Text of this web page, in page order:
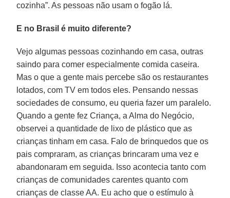
cozinha”. As pessoas não usam o fogão lá.
E no Brasil é muito diferente?
Vejo algumas pessoas cozinhando em casa, outras
saindo para comer especialmente comida caseira.
Mas o que a gente mais percebe são os restaurantes
lotados, com TV em todos eles. Pensando nessas
sociedades de consumo, eu queria fazer um paralelo.
Quando a gente fez Criança, a Alma do Negócio,
observei a quantidade de lixo de plástico que as
crianças tinham em casa. Falo de brinquedos que os
pais compraram, as crianças brincaram uma vez e
abandonaram em seguida. Isso acontecia tanto com
crianças de comunidades carentes quanto com
crianças de classe AA. Eu acho que o estímulo à